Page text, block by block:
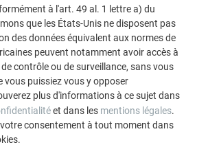
à l'art. 49 al. 1 lettre a) du
que les États-Unis ne disposent pas
des données équivalent aux normes de
peuvent notamment avoir accès à
contrôle ou de surveillance, sans vous
vous puissiez vous y opposer
plus d'informations à ce sujet dans
et dans les mentions légales.
consentement à tout moment dans